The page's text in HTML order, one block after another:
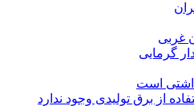
گرمایی
است
از برق تولیدی وجود ندارد